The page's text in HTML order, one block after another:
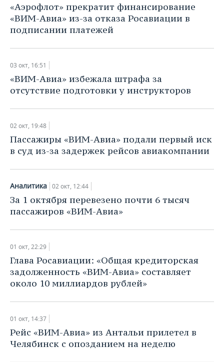
«Аэрофлот» прекратит финансирование
«ВИМ-Авиа» из-за отказа Росавиации в
подписании платежей
03 окт, 16:51
«ВИМ-Авиа» избежала штрафа за
отсутствие подготовки у инструкторов
02 окт, 19:48
Пассажиры «ВИМ-Авиа» подали первый иск
в суд из-за задержек рейсов авиакомпании
Аналитика 02 окт, 12:44
За 1 октября перевезено почти 6 тысяч
пассажиров «ВИМ-Авиа»
01 окт, 22:29
Глава Росавиации: «Общая кредиторская
задолженность «ВИМ-Авиа» составляет
около 10 миллиардов рублей»
01 окт, 14:37
​Рейс «ВИМ-Авиа» из Антальи прилетел в
Челябинск с опозданием на неделю